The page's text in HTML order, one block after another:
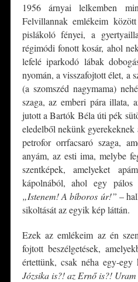
1956 árnyai lelkemben
Felvillannak emlékeim
pislákoló fényei, a
régimódi fonott kosár, ahol
lefelé iparkodó lábak
nyomán, a visszafojtott élet, a
(a szomszéd nagymama)
szaga, az emberi pára illata,
jutott a Bartók Béla úti pék
eledelből nekünk
petrofor orrfacsaró szaga,
anyám, az esti ima, melybe
szentképek, amelyeket
kápolnából, ahol egy pálos
„Istenem! A bíboros úr!” –
sikoltását az egyik kép láttán.
Ezek az emlékeim az én
fojtott beszélgetések,
értettünk, csak néha egy-egy
Józsika is?! az Ernő is?!